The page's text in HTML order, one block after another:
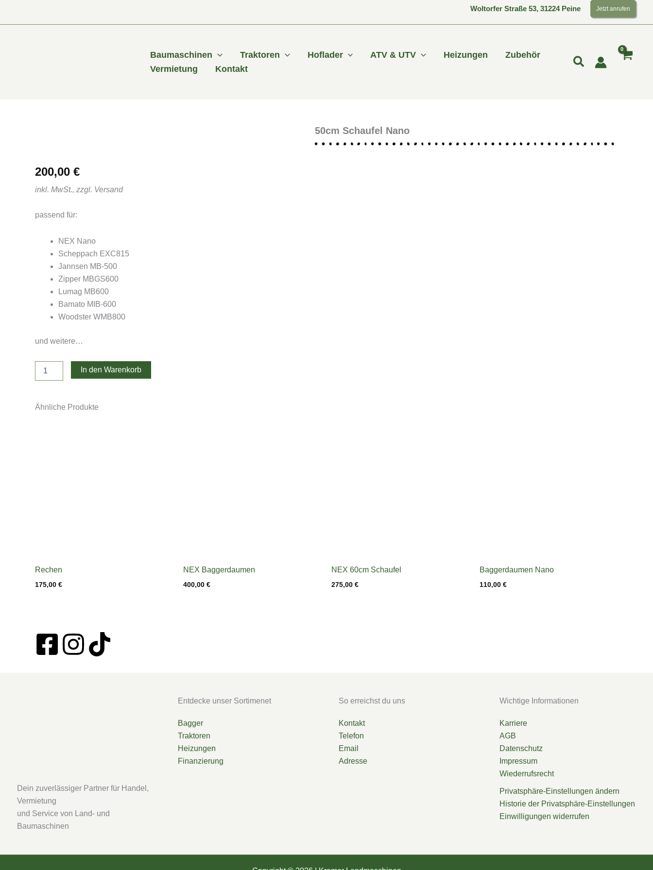
Woltorfer Straße 53, 31224 Peine Jetzt anrufen
Baumaschinen Traktoren Hoflader ATV & UTV Heizungen
Zubehör
Vermietung
Kontakt
Suchen
50cm Schaufel Nano
200,00 €
inkl. MwSt., zzgl. Versand
passend für:
NEX Nano
Scheppach EXC815
Jannsen MB-500
Zipper MBGS600
Lumag MB600
Bamato MIB-600
Woodster WMB800
und weitere…
Schaufel
In den Warenkorb
Ähnliche Produkte
Rechen
175,00 €
NEX Baggerdaumen
400,00 €
NEX 60cm Schaufel
275,00 €
Baggerdaumen Nano
110,00 €
F
o
k
-
s
I
r
a
T
Dein zuverlässiger Partner für Handel,
Vermietung
und Service von Land- und
Baumaschinen
Entdecke unser Sortimenet
Bagger
Traktoren
Heizungen
Finanzierung
So erreichst du uns
Kontakt
Telefon
Email
Adresse
Wichtige Informationen
Karriere
AGB
Datenschutz
Impressum
Wiederrufsrecht
Privatsphäre-Einstellungen ändern
Historie der Privatsphäre-Einstellungen
Einwilligungen widerrufen